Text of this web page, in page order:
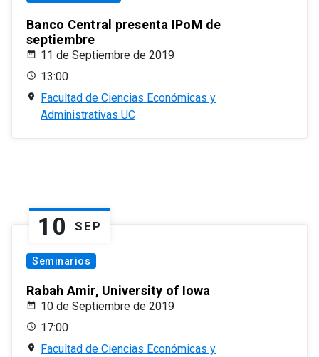
Banco Central presenta IPoM de
septiembre
11 de Septiembre de 2019
13:00
Facultad de Ciencias Económicas y
Administrativas UC
10 SEP
Seminarios
Rabah Amir, University of Iowa
10 de Septiembre de 2019
17:00
Facultad de Ciencias Económicas y